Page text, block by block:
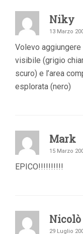
Niky
13 Marzo
Volevo aggiungere
visibile (grigio
scuro) e l’area
esplorata (nero)
Mark
15 Marzo
EPICO!!!!!!!!!!
Nicolò
29 Luglio